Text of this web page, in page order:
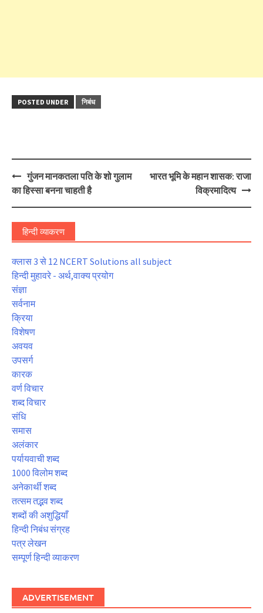
POSTED UNDER निबंध
Post
navigation
गुंजन मानकतला पति के शो गुलाम
का हिस्सा बनना चाहती है
भारत भूमि के महान शासक: राजा
विक्रमादित्य
हिन्दी व्याकरण
क्लास 3 से 12 NCERT Solutions all subject
हिन्दी मुहावरे - अर्थ,वाक्य प्रयोग
संज्ञा
सर्वनाम
क्रिया
विशेषण
अवयव
उपसर्ग
कारक
वर्ण विचार
शब्द विचार
संधि
समास
अलंकार
पर्यायवाची शब्द
1000 विलोम शब्द
अनेकार्थी शब्द
तत्सम तद्भव शब्द
शब्दों की अशुद्धियाँ
हिन्दी निबंध संग्रह
पत्र लेखन
सम्पूर्ण हिन्दी व्याकरण
ADVERTISEMENT